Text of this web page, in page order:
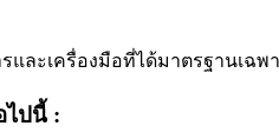
และเครื่องมือที่ได้มาตรฐานเฉพ
ไปนี้ :